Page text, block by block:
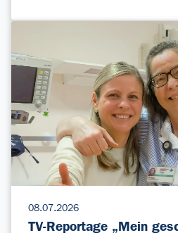
08.07.2026
TV-Reportage „Mein